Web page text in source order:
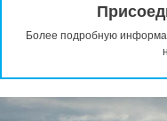
Более подробную